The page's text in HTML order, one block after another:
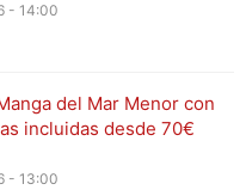
- 14:00
del Mar Menor con
incluidas desde 70€
- 13:00